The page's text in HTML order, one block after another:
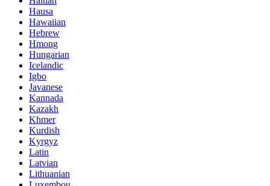
Hausa
Hawaiian
Hebrew
Hmong
Hungarian
Icelandic
Igbo
Javanese
Kannada
Kazakh
Khmer
Kurdish
Kyrgyz
Latin
Latvian
Lithuanian